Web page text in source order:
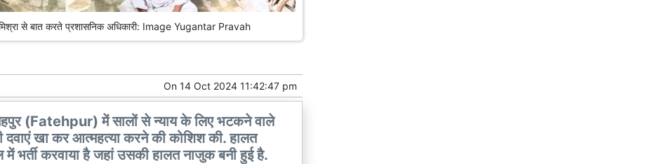
से बात करते प्रशासनिक अधिकारी: Image Yugantar Pravah
On 14 Oct 2024 11:42:47 pm
(Fatehpur) में सालों से न्याय के लिए भटकने वाले
दवाएं खा कर आत्महत्या करने की कोशिश की. हालत
भर्ती करवाया है जहां उसकी हालत नाजुक बनी हुई है.